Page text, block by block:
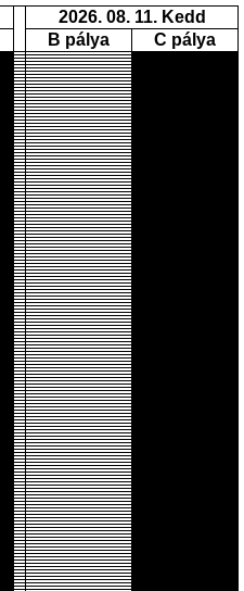
2026. 08. 11. Kedd
B pálya
C pálya